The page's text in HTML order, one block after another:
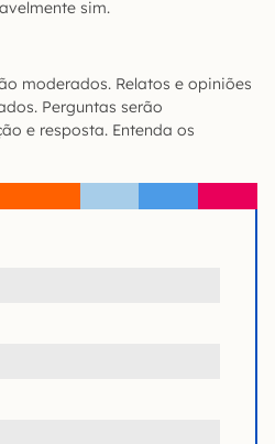
sim.
moderados. Relatos e opiniões
Perguntas serão
e resposta. Entenda os